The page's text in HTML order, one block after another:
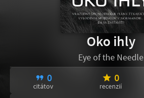
Oko ihly
Eye of the Needle
0
citátov
0
recenzií